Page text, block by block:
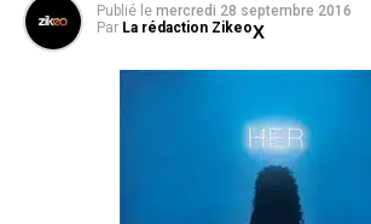
Publié le mercredi 28 septembre 2016
Par La rédaction Zikeo